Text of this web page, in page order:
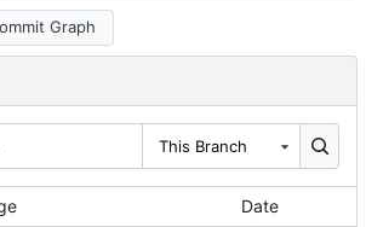
Graph
This Branch
Date